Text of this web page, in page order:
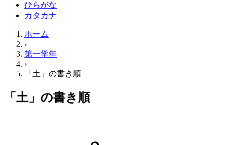
ひらがな
カタカナ
ホーム
›
第一学年
›
「土」の書き順
「土」の書き順